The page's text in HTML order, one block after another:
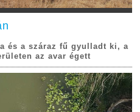
és a száraz fű gyulladt ki, a
az avar égett